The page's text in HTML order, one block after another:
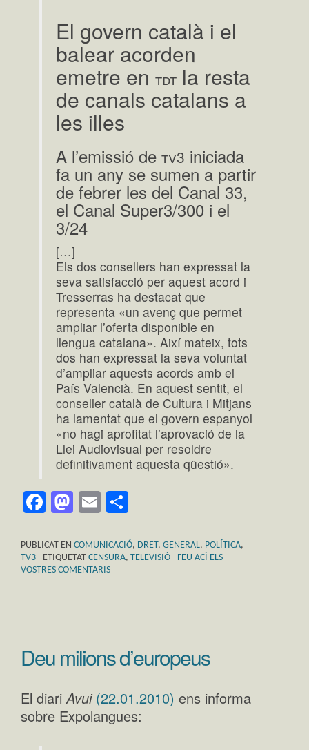
El govern català i el
balear acorden
emetre entdt la resta
de canals catalans a
les illes
A l’emissió detv3 iniciada
fa un any se sumen a partir
de febrer les del Canal 33,
el Canal Super3/300 i el
3/24
[…]
Els dos consellers han expressat la
seva satisfacció per aquest acord i
Tresserras ha destacat que
representa «un avenç que permet
ampliar l’oferta disponible en
llengua catalana». Així mateix, tots
dos han expressat la seva voluntat
d’ampliar aquests acords amb el
País Valencià. En aquest sentit, el
conseller català de Cultura i Mitjans
ha lamentat que el govern espanyol
«no hagi aprofitat l’aprovació de la
Llei Audiovisual per resoldre
definitivament aquesta qüestió».
Facebook
Mastodon
Email
PUBLICAT EN COMUNICACIÓ, DRET, GENERAL, POLÍTICA,
TV3
ETIQUETAT CENSURA, TELEVISIÓ
FEU ACÍ ELS
VOSTRES COMENTARIS
Deu milions d’europeus
El diari Avui (22.01.2010) ens informa
sobre Expolangues: